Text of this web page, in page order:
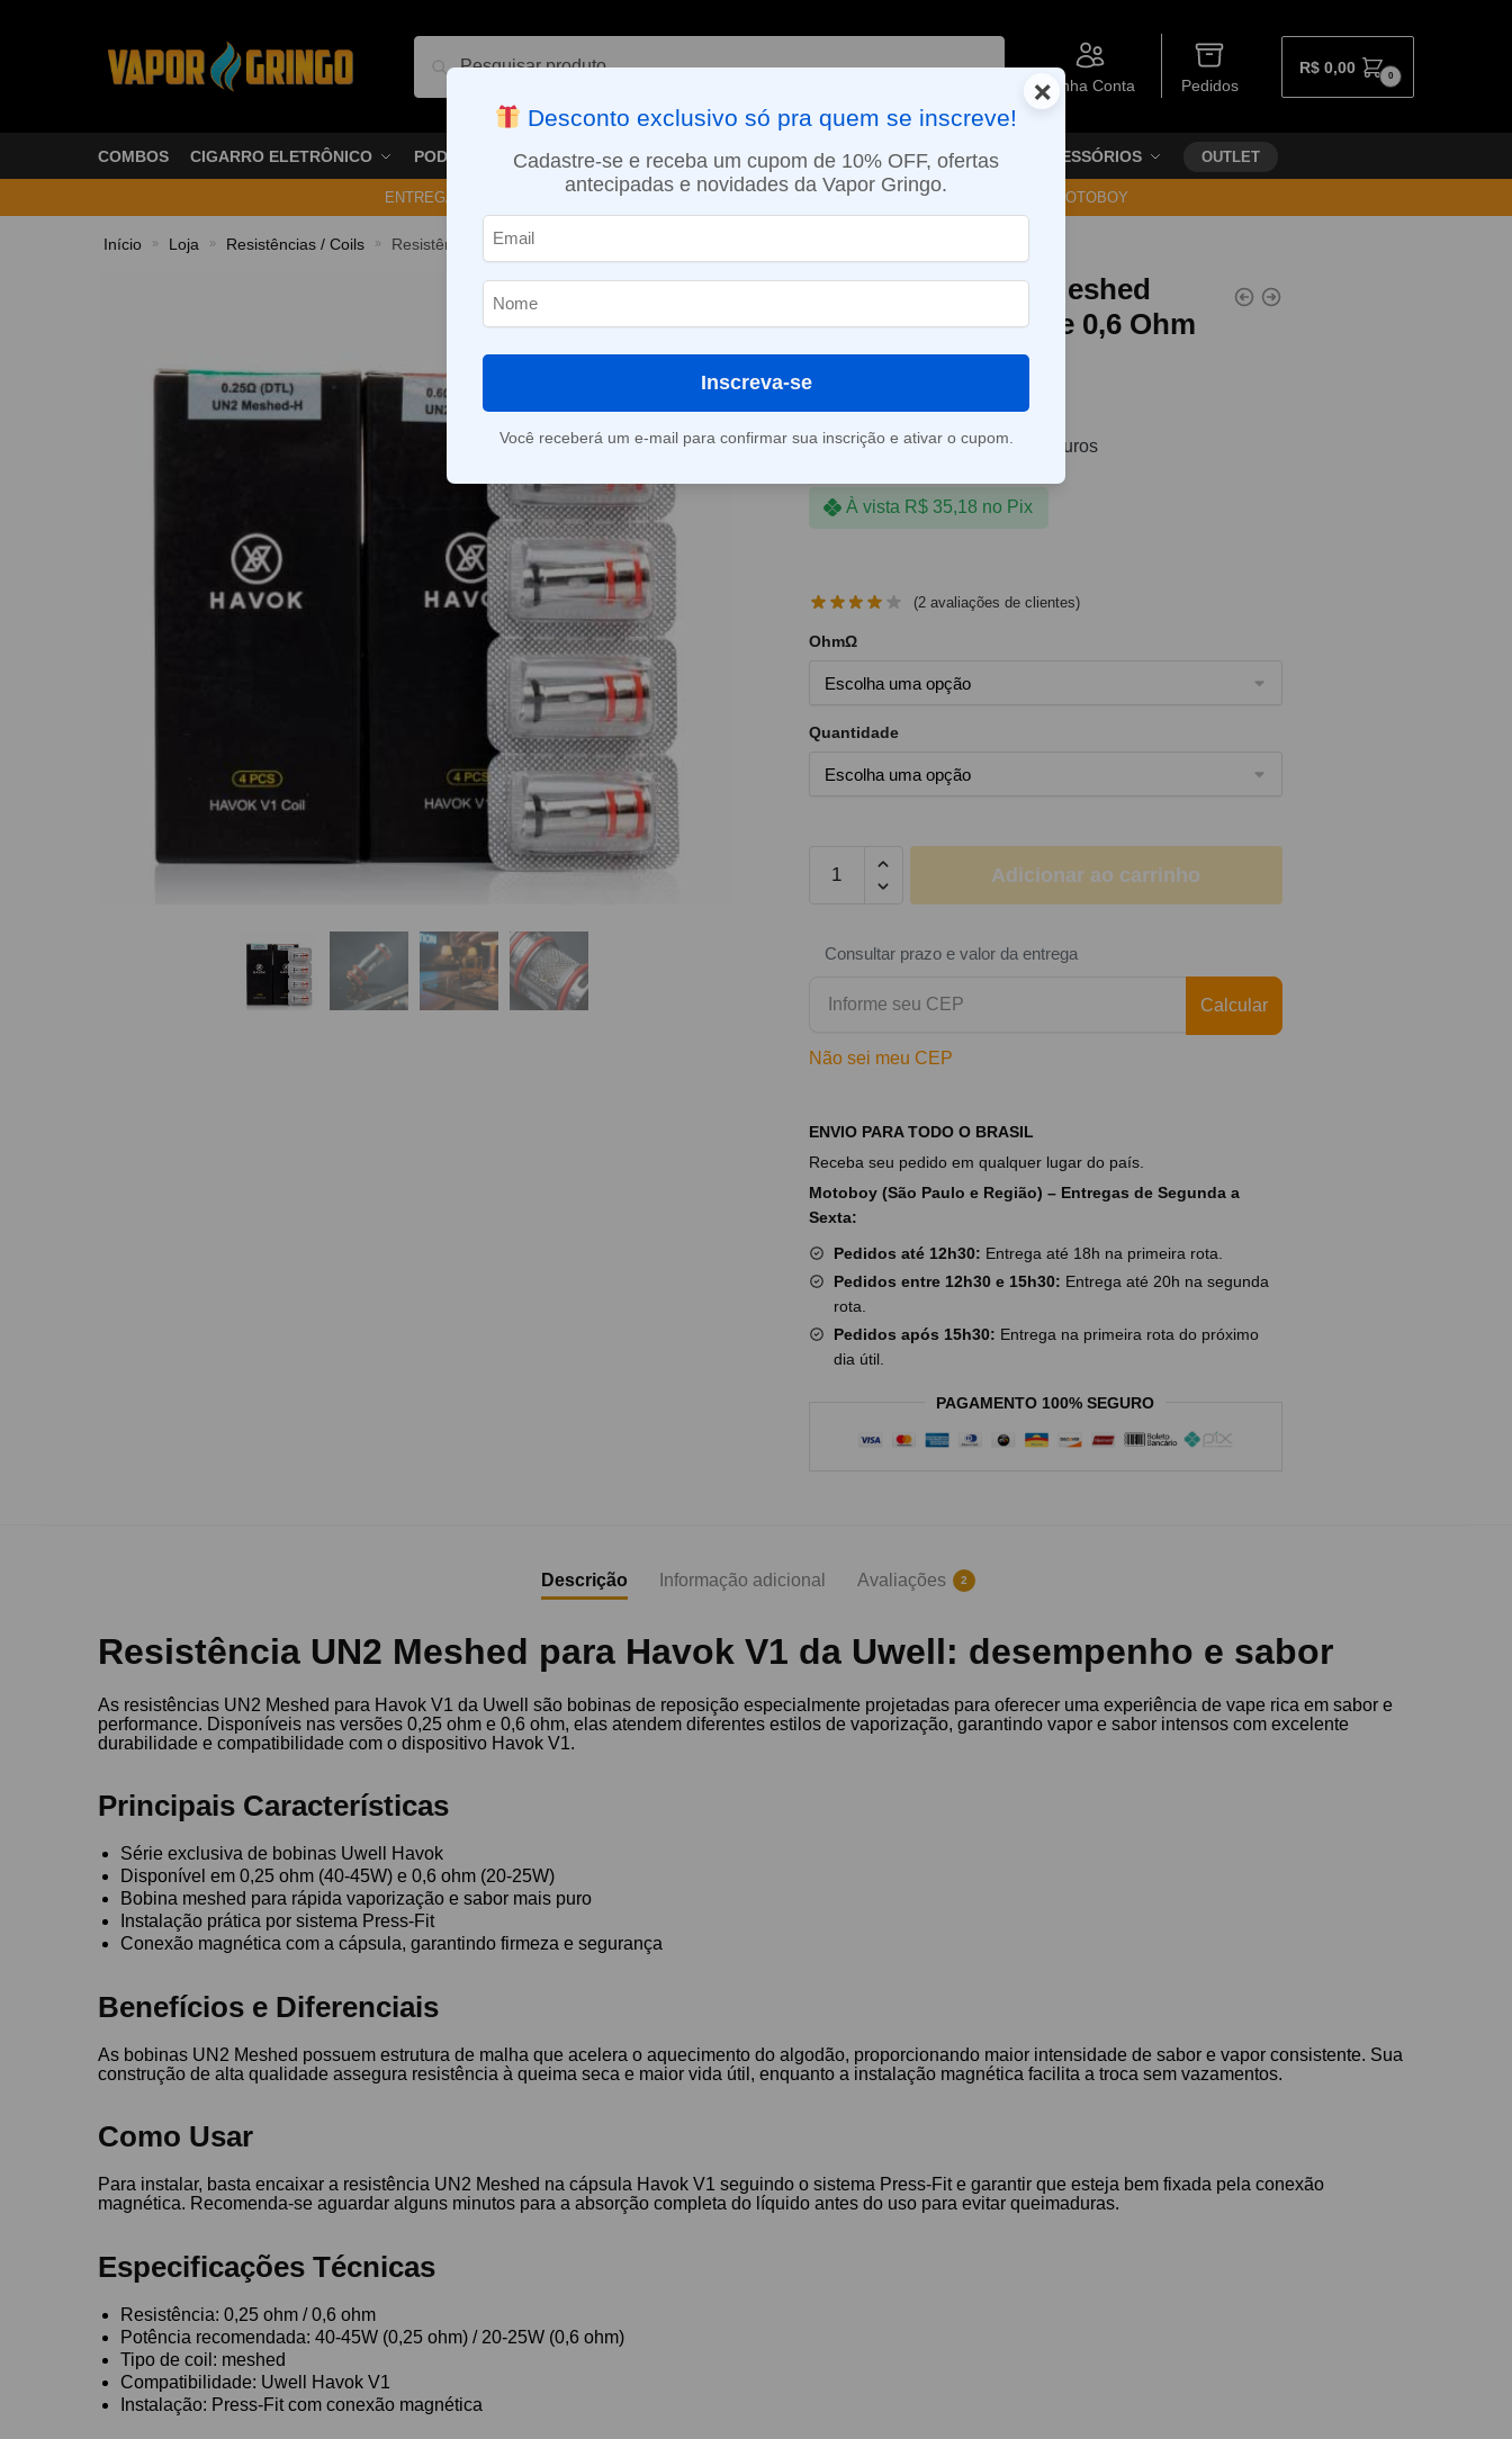
Pesquisar
Minha Conta Pedidos
R$ 0,00 0
COMBOS CIGARRO ELETRÔNICO PODS VAPORIZADOR DE ERVAS E-LIQUÍDOS NICOTINA ORAL ACESSÓRIOS OUTLET
ENTREGA NO MESMO DIA EM SÃO PAULO (SEG A SEX): PEDIDOS APROVADOS ATÉ 15:30 VIA MOTOBOY
Início » Loja » Resistências / Coils » Resistência UN2 Meshed p/Havok V1 – 0,25 e 0,6 Ohm – Uwell
Resistência UN2 Meshed
p/Havok V1 – 0,25 e 0,6 Ohm
– Uwell
Em até 1x de R$36,90 sem juros
À vista R$ 35,18 no Pix
(2 avaliações de clientes)
OhmΩ
Quantidade
Adicionar ao carrinho
Consultar prazo e valor da entrega
Calcular
Não sei meu CEP
ENVIO PARA TODO O BRASIL
Receba seu pedido em qualquer lugar do país.
Motoboy (São Paulo e Região) – Entregas de Segunda a
Sexta:
Pedidos até 12h30: Entrega até 18h na primeira rota.
Pedidos entre 12h30 e 15h30: Entrega até 20h na segunda
rota.
Pedidos após 15h30: Entrega na primeira rota do próximo
dia útil.
PAGAMENTO 100% SEGURO
Descrição Informação adicional Avaliações 2
Resistência UN2 Meshed para Havok V1 da Uwell: desempenho e sabor
As resistências UN2 Meshed para Havok V1 da Uwell são bobinas de reposição especialmente projetadas para oferecer uma experiência de vape rica em sabor e
performance. Disponíveis nas versões 0,25 ohm e 0,6 ohm, elas atendem diferentes estilos de vaporização, garantindo vapor e sabor intensos com excelente
durabilidade e compatibilidade com o dispositivo Havok V1.
Principais Características
Série exclusiva de bobinas Uwell Havok
Disponível em 0,25 ohm (40-45W) e 0,6 ohm (20-25W)
Bobina meshed para rápida vaporização e sabor mais puro
Instalação prática por sistema Press-Fit
Conexão magnética com a cápsula, garantindo firmeza e segurança
Benefícios e Diferenciais
As bobinas UN2 Meshed possuem estrutura de malha que acelera o aquecimento do algodão, proporcionando maior intensidade de sabor e vapor consistente. Sua
construção de alta qualidade assegura resistência à queima seca e maior vida útil, enquanto a instalação magnética facilita a troca sem vazamentos.
Como Usar
Para instalar, basta encaixar a resistência UN2 Meshed na cápsula Havok V1 seguindo o sistema Press-Fit e garantir que esteja bem fixada pela conexão
magnética. Recomenda-se aguardar alguns minutos para a absorção completa do líquido antes do uso para evitar queimaduras.
Especificações Técnicas
Resistência: 0,25 ohm / 0,6 ohm
Potência recomendada: 40-45W (0,25 ohm) / 20-25W (0,6 ohm)
Tipo de coil: meshed
Compatibilidade: Uwell Havok V1
Instalação: Press-Fit com conexão magnética
×
Desconto exclusivo só pra quem se inscreve!
Cadastre-se e receba um cupom de 10% OFF, ofertas
antecipadas e novidades da Vapor Gringo.
Inscreva-se
Você receberá um e-mail para confirmar sua inscrição e ativar o cupom.